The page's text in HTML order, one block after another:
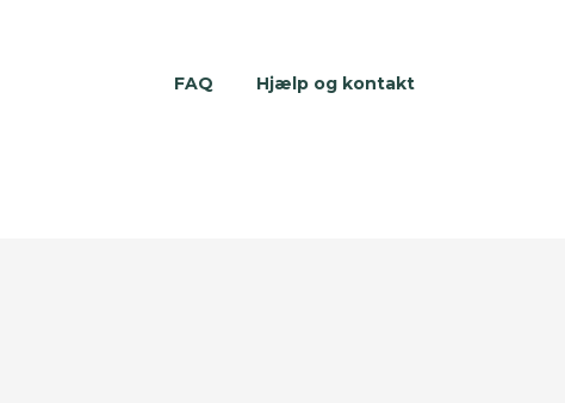
FAQ Hjælp og kontakt